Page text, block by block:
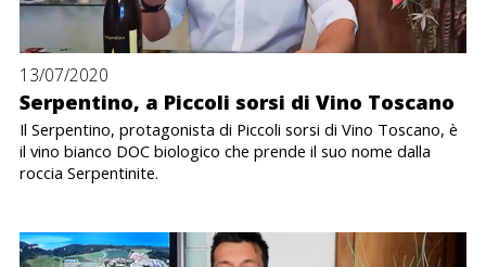
13/07/2020
Serpentino, a Piccoli sorsi di Vino Toscano
Il Serpentino, protagonista di Piccoli sorsi di Vino Toscano, è
il vino bianco DOC biologico che prende il suo nome dalla
roccia Serpentinite.